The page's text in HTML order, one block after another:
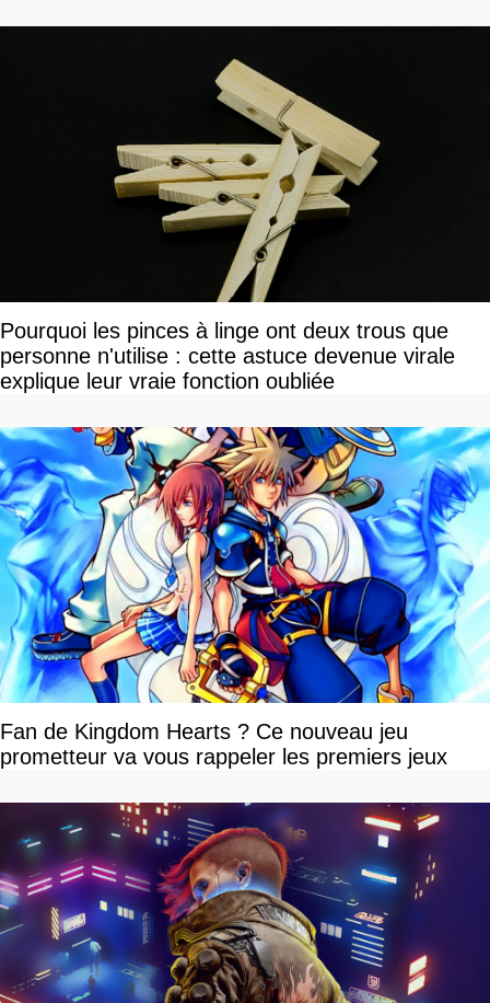
Pourquoi les pinces à linge ont deux trous que
personne n'utilise : cette astuce devenue virale
explique leur vraie fonction oubliée
Fan de Kingdom Hearts ? Ce nouveau jeu
prometteur va vous rappeler les premiers jeux